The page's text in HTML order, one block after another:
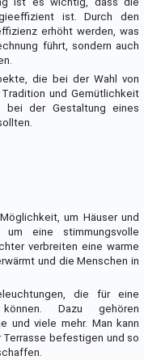
ist. Durch den
erhöht werden, was
führt, sondern auch
die bei der Wahl von
und Gemütlichkeit
der Gestaltung eines
um Häuser und
eine stimmungsvolle
verbreiten eine warme
und die Menschen in
die für eine
Dazu gehören
und viele mehr. Man kann
Terrasse befestigen und so